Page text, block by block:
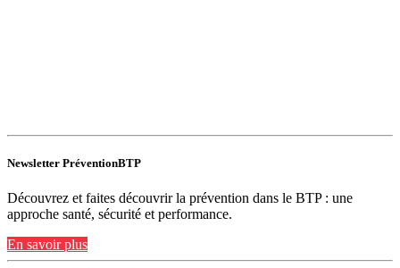
Newsletter PréventionBTP
Découvrez et faites découvrir la prévention dans le BTP : une
approche santé, sécurité et performance.
En savoir plus